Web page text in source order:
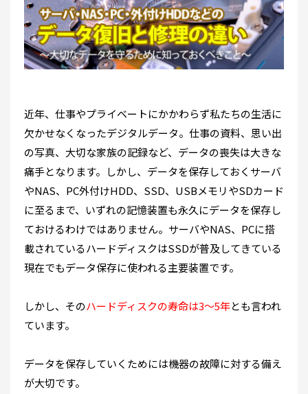
近年、仕事やプライベートにかかわらず私たちの生活に
欠かせなくなったデジタルデータ。仕事の資料、思い出
の写真、大切な家族の記録など、データの喪失は大きな
痛手となります。しかし、データを保存しておくサーバ
やNAS、PC外付けHDD、SSD、USBメモリやSDカード
に至るまで、いずれの記憶装置も永久にデータを保存し
ておけるわけではありません。サーバやNAS、PCに搭
載されているハードディスクはSSDが普及してきている
現在でもデータ保存に使われる主要装置です。
しかし、そのハードディスクの寿命は3～5年とも言われ
ています。
データを保存していくためには機器の故障に対する備え
が大切です。